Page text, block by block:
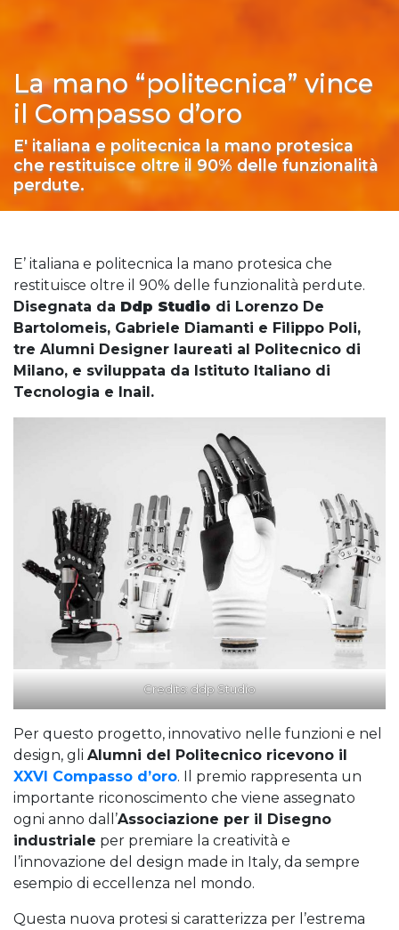
La mano “politecnica” vince
il Compasso d’oro
E' italiana e politecnica la mano protesica
che restituisce oltre il 90% delle funzionalità
perdute.
E’ italiana e politecnica la mano protesica che
restituisce oltre il 90% delle funzionalità perdute.
Disegnata da Ddp Studio di Lorenzo De
Bartolomeis, Gabriele Diamanti e Filippo Poli,
tre Alumni Designer laureati al Politecnico di
Milano, e sviluppata da Istituto Italiano di
Tecnologia e Inail.
Credits:ddp Studio
Per questo progetto, innovativo nelle funzioni e nel
design, gli Alumni del Politecnico ricevono il
XXVI Compasso d’oro. Il premio rappresenta un
importante riconoscimento che viene assegnato
ogni anno dall’Associazione per il Disegno
industriale per premiare la creatività e
l’innovazione del design made in Italy, da sempre
esempio di eccellenza nel mondo.
Questa nuova protesi si caratterizza per l’estrema